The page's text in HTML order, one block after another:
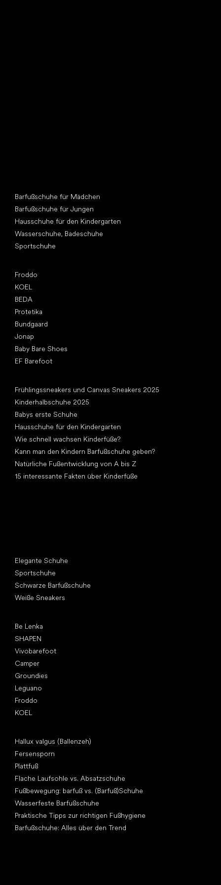
Barfußschuhe für Mädchen
Barfußschuhe für Jungen
Hausschuhe für den Kindergarten
Wasserschuhe, Badeschuhe
Sportschuhe
Froddo
KOEL
BEDA
Protetika
Bundgaard
Jonap
Baby Bare Shoes
EF Barefoot
Frühlingssneakers und Canvas Sneakers 2025
Kinderhalbschuhe 2025
Babys erste Schuhe
Hausschuhe für den Kindergarten
Wie schnell wachsen Kinderfüße?
Kann man den Kindern Barfußschuhe geben?
Natürliche Fußentwicklung von A bis Z
15 interessante Fakten über Kinderfüße
Elegante Schuhe
Sportschuhe
Schwarze Barfußschuhe
Weiße Sneakers
Be Lenka
SHAPEN
Vivobarefoot
Camper
Groundies
Leguano
Froddo
KOEL
Hallux valgus (Ballenzeh)
Fersensporn
Plattfuß
Flache Laufsohle vs. Absatzschuhe
Fußbewegung: barfuß vs. (Barfuß)Schuhe
Wasserfeste Barfußschuhe
Praktische Tipps zur richtigen Fußhygiene
Barfußschuhe: Alles über den Trend